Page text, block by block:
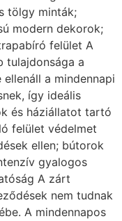
tölgy minták;
modern dekorok;
felület A
tulajdonsága a
a mindennapi
így ideális
és háziállatot tartó
felület védelmet
ellen; bútorok
gyalogos
A zárt
nem tudnak
A mindennapos